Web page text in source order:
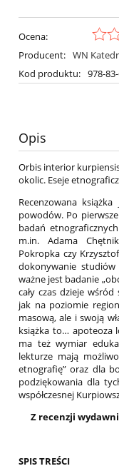
Ocena:
Producent: WN
Kod produktu: 978-
Opis
Orbis interior
okolic. Eseje
Recenzowana
powodów. Po
badań
m.in. Adama
Pokropka czy
dokonywanie
ważne jest badanie
cały czas dzieje
jak na poziomie
masową, ale i swoją
książka to… apoteoza
ma też wymiar
lekturze mają
etnografię” oraz dla
podziękowania dla
współczesnej
Z recenzji
SPIS TREŚCI